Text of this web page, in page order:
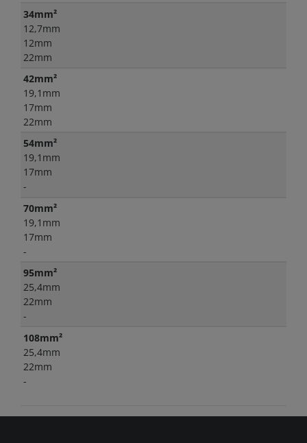
34mm²
12,7mm
12mm
22mm
42mm²
19,1mm
17mm
22mm
54mm²
19,1mm
17mm
-
70mm²
19,1mm
17mm
-
95mm²
25,4mm
22mm
-
108mm²
25,4mm
22mm
-